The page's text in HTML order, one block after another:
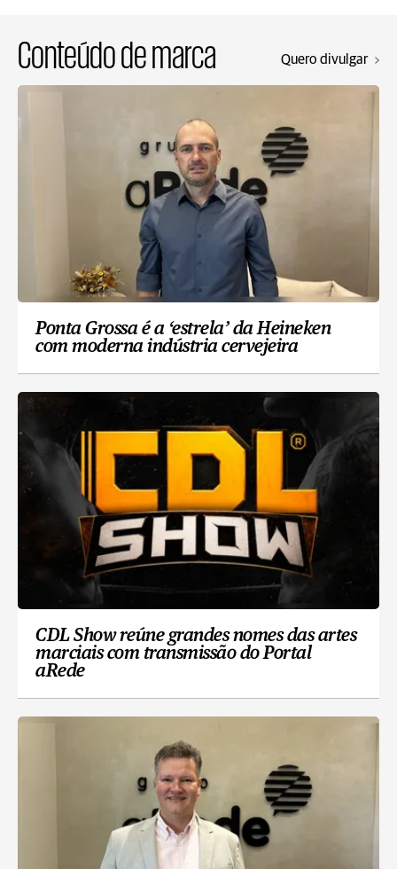
Conteúdo de marca Quero divulgar
Ponta Grossa é a ‘estrela’ da Heineken
com moderna indústria cervejeira
CDL Show reúne grandes nomes das artes
marciais com transmissão do Portal
aRede